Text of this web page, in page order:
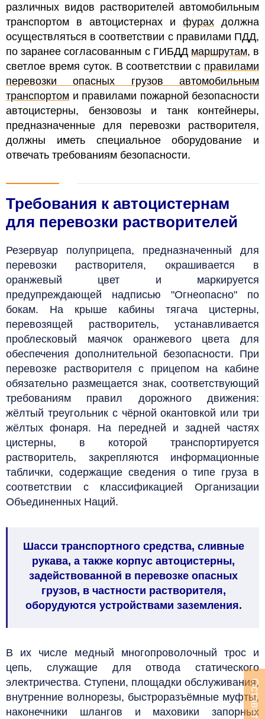
различных видов растворителей автомобильным
транспортом в автоцистернах и фурах должна
осуществляться в соответствии с правилами ПДД,
по заранее согласованным с ГИБДД маршрутам, в
светлое время суток. В соответствии с правилами
перевозки опасных грузов автомобильным
транспортом и правилами пожарной безопасности
автоцистерны, бензовозы и танк контейнеры,
предназначенные для перевозки растворителя,
должны иметь специальное оборудование и
отвечать требованиям безопасности.
Требования к автоцистернам
для перевозки растворителей
Резервуар полуприцепа, предназначенный для
перевозки растворителя, окрашивается в
оранжевый цвет и маркируется
предупреждающей надписью "Огнеопасно" по
бокам. На крыше кабины тягача цистерны,
перевозящей растворитель, устанавливается
проблесковый маячок оранжевого цвета для
обеспечения дополнительной безопасности. При
перевозке растворителя с прицепом на кабине
обязательно размещается знак, соответствующий
требованиям правил дорожного движения:
жёлтый треугольник с чёрной окантовкой или три
жёлтых фонаря. На передней и задней частях
цистерны, в которой транспортируется
растворитель, закрепляются информационные
таблички, содержащие сведения о типе груза в
соответствии с классификацией Организации
Объединенных Наций.
Шасси транспортного средства, сливные
рукава, а также корпус автоцистерны,
задействованной в перевозке опасных
грузов, в частности растворителя,
оборудуются устройствами заземления.
В их числе медный многопроволочный трос и
цепь, служащие для отвода статического
электричества. Ступени, площадки обслуживания,
внутренние волнорезы, быстроразъёмные муфты,
наконечники шлангов и маховики запорных